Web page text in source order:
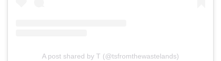
A post shared by T (@tsfromthewastelands)